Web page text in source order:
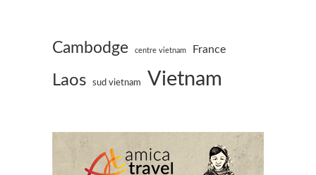
Cambodge centre vietnam France
Laos sud vietnam Vietnam